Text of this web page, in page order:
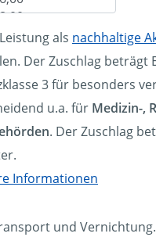
als nachhaltige
Der Zuschlag beträgt
3 für besonders
u.a. für Medizin-,
. Der Zuschlag
Informationen
und Vernichtung.